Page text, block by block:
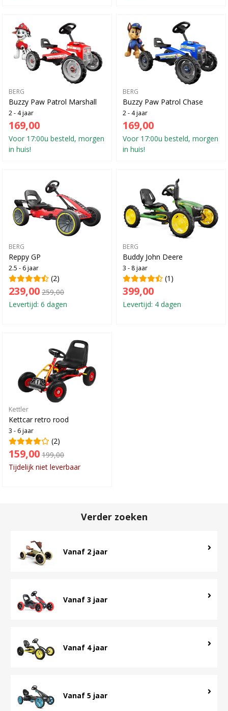
BERG
Buzzy Paw Patrol Marshall
2 - 4 jaar
169,00
Voor 17:00u besteld, morgen
in huis!
BERG
Buzzy Paw Patrol Chase
2 - 4 jaar
169,00
Voor 17:00u besteld, morgen
in huis!
BERG
Reppy GP
2.5 - 6 jaar
(2)
239,00 259,00
Levertijd: 6 dagen
BERG
Buddy John Deere
3 - 8 jaar
(1)
399,00
Levertijd: 4 dagen
Kettler
Kettcar retro rood
3 - 6 jaar
(2)
159,00 199,00
Tijdelijk niet leverbaar
Verder zoeken
Vanaf 2 jaar
Vanaf 3 jaar
Vanaf 4 jaar
Vanaf 5 jaar